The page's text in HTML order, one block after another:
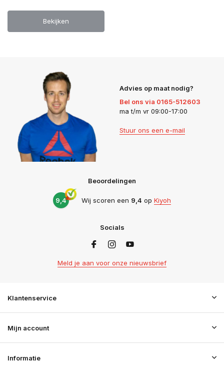
Bekijken
Advies op maat nodig?
Bel ons via 0165-512603
ma t/m vr 09:00-17:00
Stuur ons een e-mail
Beoordelingen
9,4 Wij scoren een 9,4 op Kiyoh
Socials
Meld je aan voor onze nieuwsbrief
Klantenservice
Mijn account
Informatie